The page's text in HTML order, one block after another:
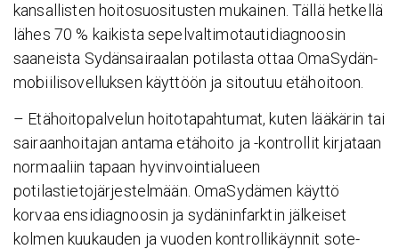
kansallisten hoitosuositusten mukainen. Tällä hetkellä
lähes 70 % kaikista sepelvaltimotautidiagnoosin
saaneista Sydänsairaalan potilasta ottaa OmaSydän-
mobiilisovelluksen käyttöön ja sitoutuu etähoitoon.
– Etähoitopalvelun hoitotapahtumat, kuten lääkärin tai
sairaanhoitajan antama etähoito ja -kontrollit kirjataan
normaaliin tapaan hyvinvointialueen
potilastietojärjestelmään. OmaSydämen käyttö
korvaa ensidiagnoosin ja sydäninfarktin jälkeiset
kolmen kuukauden ja vuoden kontrollikäynnit sote-